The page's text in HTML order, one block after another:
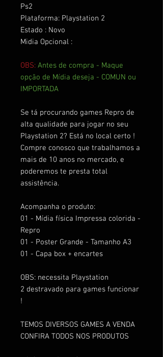
Ps2
Plataforma: Playstation 2
Estado : Novo
Midia Opcional :
OBS: Antes de compra - Maque
opção de Mídia deseja - COMUN ou
IMPORTADA
Se tá procurando games Repro de
alta qualidade para jogar no seu
Playstation 2? Está no local certo !
Compre conosco que trabalhamos a
mais de 10 anos no mercado, e
poderemos te presta total
assistência.
Acompanha o produto:
01 - Mídia física Impressa colorida -
Repro
01 - Poster Grande - Tamanho A3
01 - Capa box + encartes
OBS: necessita Playstation
2 destravado para games funcionar
!
TEMOS DIVERSOS GAMES A VENDA
CONFIRA TODOS NOS PRODUTOS